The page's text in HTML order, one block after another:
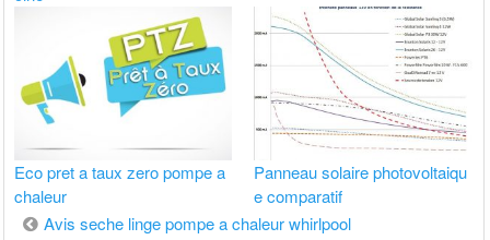
Eco pret a taux zero pompe a
chaleur
Panneau solaire photovoltaiqu
e comparatif
Navigation
Avis seche linge pompe a chaleur whirlpool